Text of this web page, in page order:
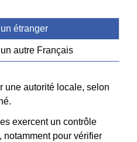
étranger
autre Français
une autorité locale, selon
exercent un contrôle
notamment pour vérifier